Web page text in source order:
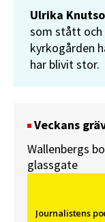
Ulrika
som stått
kyrkogården
har blivit stor.
Veckans
Wallenbergs
glassgate